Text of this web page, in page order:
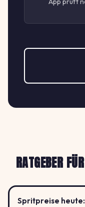
RATGEBER
Spritpreise heute: